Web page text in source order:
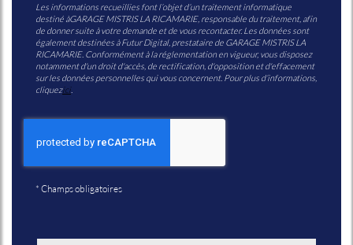
Les informations recueillies font l’objet d’un traitement informatique
destiné àGARAGE MISTRIS LA RICAMARIE, responsable du traitement, afin
de donner suite à votre demande et de vous recontacter. Les données sont
également destinées à Futur Digital, prestataire de GARAGE MISTRIS LA
RICAMARIE. Conformément à la réglementation en vigueur, vous disposez
notamment d'un droit d'accès, de rectification, d'opposition et d'effacement
sur les données personnelles qui vous concernent. Pour plus d’informations,
cliquezici.
* Champs obligatoires